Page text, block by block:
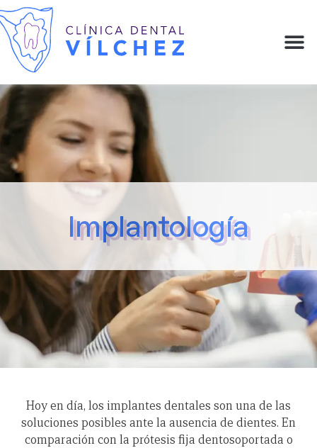
Implantología
Hoy en día, los implantes dentales son una de las
soluciones posibles ante la ausencia de dientes. En
comparación con la prótesis fija dentosoportada o